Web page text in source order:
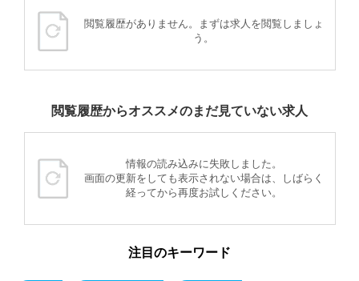
閲覧履歴がありません。まずは求人を閲覧しましょ
う。
閲覧履歴からオススメのまだ見ていない求人
情報の読み込みに失敗しました。
画面の更新をしても表示されない場合は、しばらく
経ってから再度お試しください。
注目のキーワード